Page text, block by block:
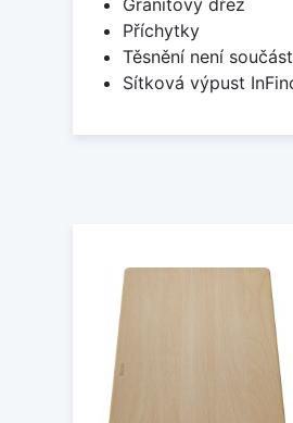
Granitový dřez
Příchytky
Těsnění není
Sítková výpust